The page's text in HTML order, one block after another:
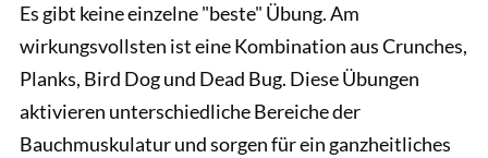
Es gibt keine einzelne "beste" Übung. Am
wirkungsvollsten ist eine Kombination aus Crunches,
Planks, Bird Dog und Dead Bug. Diese Übungen
aktivieren unterschiedliche Bereiche der
Bauchmuskulatur und sorgen für ein ganzheitliches